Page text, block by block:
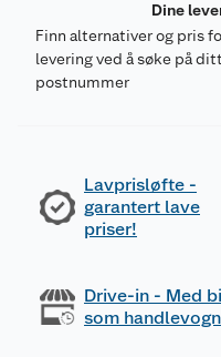
Dine
Finn alternativer og pris
levering ved å søke på ditt
postnummer
Lavprisløfte -
garantert lave
priser!
Drive-in - Med
som handlevogn